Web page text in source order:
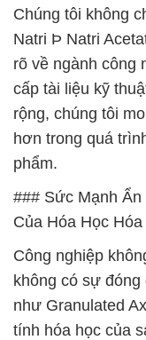
Chúng tôi không
Natri Þ Natri
rõ về ngành công
cấp tài liệu kỹ
rộng, chúng tôi
hơn trong quá
phẩm.
### Sức Mạnh Ẩn
Của Hóa Học
Công nghiệp
không có sự
như Granulated
tính hóa học của